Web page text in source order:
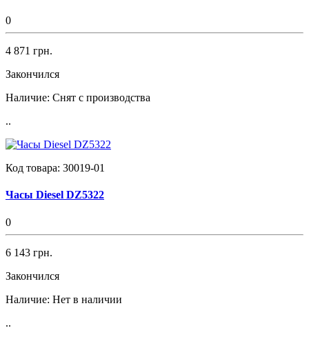
0
4 871 грн.
Закончился
Наличие: Снят с производства
..
Код товара: 30019-01
Часы Diesel DZ5322
0
6 143 грн.
Закончился
Наличие: Нет в наличии
..